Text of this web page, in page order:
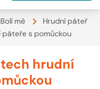
Bolí mě
Hrudní páteř
s pomůckou
hrudní